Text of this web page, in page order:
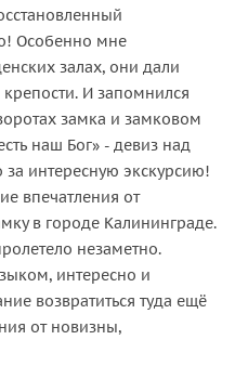
Особенно мне
залах, они дали
И запомнился
замка и замковом
наш Бог» - девиз над
за интересную экскурсию!
впечатления от
в городе Калининграде.
незаметно.
интересно и
возвратиться туда ещё
от новизны,